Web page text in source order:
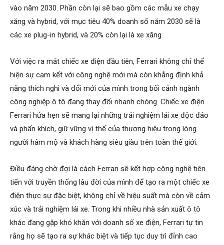
vào năm 2030. Phần còn lại sẽ bao gồm các mẫu xe chạy
xăng và hybrid, với mục tiêu 40% doanh số năm 2030 sẽ là
các xe plug-in hybrid, và 20% còn lại là xe xăng.
Với việc ra mắt chiếc xe điện đầu tiên, Ferrari không chỉ thể
hiện sự cam kết với công nghệ mới mà còn khẳng định khả
năng thích nghi và đổi mới của mình trong bối cảnh ngành
công nghiệp ô tô đang thay đổi nhanh chóng. Chiếc xe điện
Ferrari hứa hẹn sẽ mang lại những trải nghiệm lái xe độc đáo
và phấn khích, giữ vững vị thế của thương hiệu trong lòng
người hâm mộ và khách hàng siêu giàu trên toàn thế giới.
Điều đáng chờ đợi là cách Ferrari sẽ kết hợp công nghệ tiên
tiến với truyền thống lâu đời của mình để tạo ra một chiếc xe
điện thực sự đặc biệt, không chỉ về hiệu suất mà còn về cảm
xúc và trải nghiệm lái xe. Trong khi nhiều nhà sản xuất ô tô
khác đang gặp khó khăn với doanh số xe điện, Ferrari tự tin
rằng họ sẽ tạo ra sự khác biệt và tiếp tục duy trì đỉnh cao